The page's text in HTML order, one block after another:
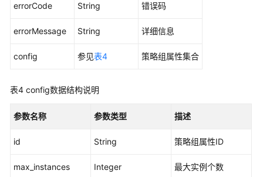
除
策
errorCode String 错误码
errorMessage String 详细信息
config 参见表4 策略组属性集合
表4 config数据结构说明
参数名称 参数类型 描述
id String 策略组属性ID
max_instances Integer 最大实例个数